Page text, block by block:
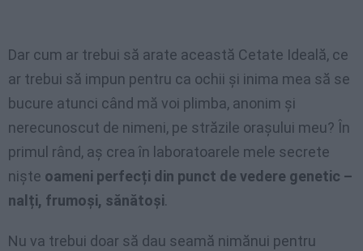
Dar cum ar trebui să arate această Cetate Ideală, ce
ar trebui să impun pentru ca ochii și inima mea să se
bucure atunci când mă voi plimba, anonim și
nerecunoscut de nimeni, pe străzile orașului meu? În
primul rând, aș crea în laboratoarele mele secrete
niște oameni perfecți din punct de vedere genetic –
nalți, frumoși, sănătoși.
Nu va trebui doar să dau seamă nimănui pentru